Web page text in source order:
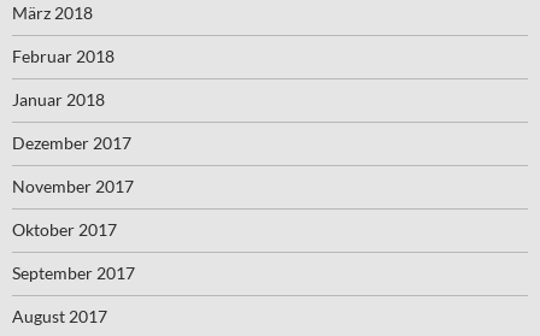
März 2018
Februar 2018
Januar 2018
Dezember 2017
November 2017
Oktober 2017
September 2017
August 2017